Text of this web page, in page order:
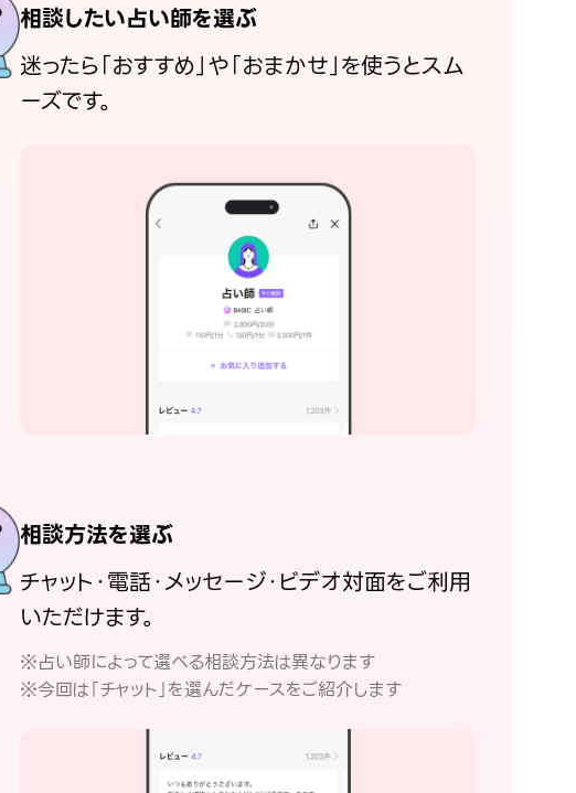
相談したい占い師を選ぶ
迷ったら「おすすめ」や「おまかせ」を使うとスム
ーズです。
相談方法を選ぶ
チャット・電話・メッセージ・ビデオ対面をご利用
いただけます。
※占い師によって選べる相談方法は異なります
※今回は「チャット」を選んだケースをご紹介します